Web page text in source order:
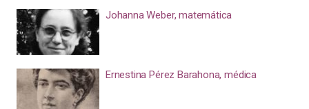
Johanna Weber, matemática
Ernestina Pérez Barahona, médica